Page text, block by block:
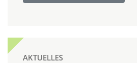
AKTUELLES